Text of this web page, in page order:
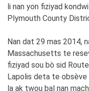
li nan yon fiziyad
Plymouth County
Nan dat 29 mas 2014,
Massachusetts te
fiziyad sou bò sid
Lapolis deta te obsève
la ak twou bal nan